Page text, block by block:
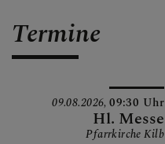
Termine
09.08.2026,09:30 Uhr
Hl. Messe
Pfarrkirche Kilb